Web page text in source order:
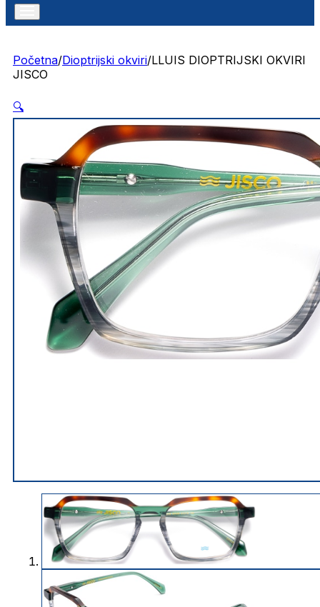
Početna/Dioptrijski okviri/LLUIS DIOPTRIJSKI OKVIRI
JISCO
🔍